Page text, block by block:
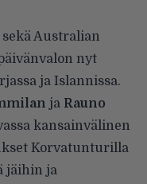
Australian
nyt
ja Islannissa.
ja Rauno
kansainvälinen
Korvatunturilla
jäihin ja